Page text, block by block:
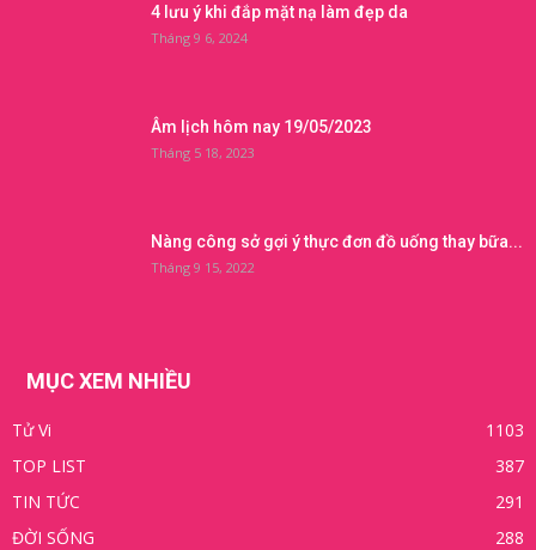
4 lưu ý khi đắp mặt nạ làm đẹp da
Tháng 9 6, 2024
Âm lịch hôm nay 19/05/2023
Tháng 5 18, 2023
Nàng công sở gợi ý thực đơn đồ uống thay bữa...
Tháng 9 15, 2022
MỤC XEM NHIỀU
Tử Vi
1103
TOP LIST
387
TIN TỨC
291
ĐỜI SỐNG
288